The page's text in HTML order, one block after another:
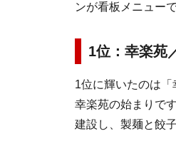
ンが看板メニュー
1位：幸楽苑
1位に輝いたのは
幸楽苑の始まりで
建設し、製麺と餃